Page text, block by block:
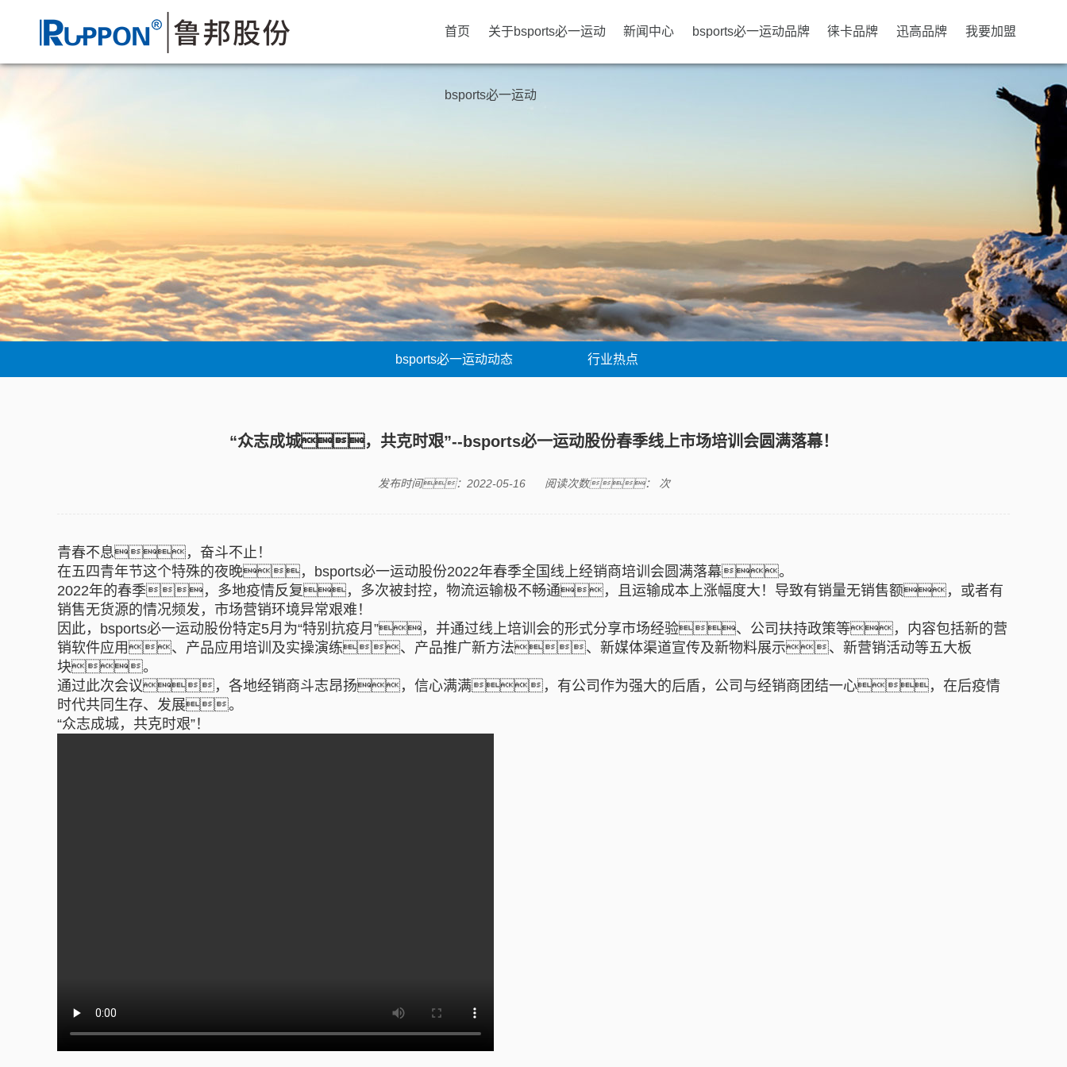
首页 关于bsports必一运动 新闻中心 bsports必一运动品牌 徕卡品牌 迅高品牌 我要加盟
bsports必一运动
bsports必一运动动态 行业热点
“众志成城，共克时艰”--bsports必一运动股份春季线上市场培训会圆满落幕！
发布时间：2022-05-16 阅读次数： 次
青春不息，奋斗不止！
在五四青年节这个特殊的夜晚，bsports必一运动股份2022年春季全国线上经销商培训会圆满落幕。
2022年的春季，多地疫情反复，多次被封控，物流运输极不畅通，且运输成本上涨幅度大！导致有销量无销售额，或者有
销售无货源的情况频发，市场营销环境异常艰难！
因此，bsports必一运动股份特定5月为“特别抗疫月”，并通过线上培训会的形式分享市场经验、公司扶持政策等，内容包括新的营
销软件应用、产品应用培训及实操演练、产品推广新方法、新媒体渠道宣传及新物料展示、新营销活动等五大板
块。
通过此次会议，各地经销商斗志昂扬，信心满满，有公司作为强大的后盾，公司与经销商团结一心，在后疫情
时代共同生存、发展。
“众志成城，共克时艰”！